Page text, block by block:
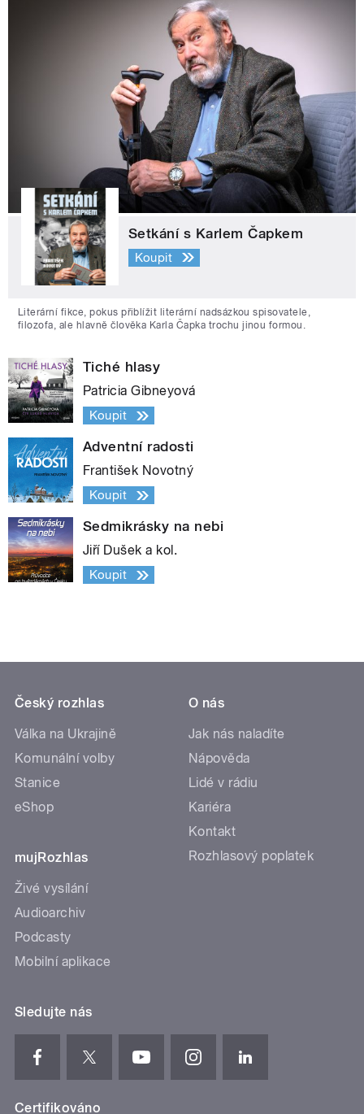
Setkání s Karlem Čapkem
Koupit
Literární fikce, pokus přiblížit literární nadsázkou spisovatele,
filozofa, ale hlavně člověka Karla Čapka trochu jinou formou.
Tiché hlasy
Patricia Gibneyová
Koupit
Adventní radosti
František Novotný
Koupit
Sedmikrásky na nebi
Jiří Dušek a kol.
Koupit
Český rozhlas
Válka na Ukrajině
Komunální volby
Stanice
eShop
mujRozhlas
Živé vysílání
Audioarchiv
Podcasty
Mobilní aplikace
O nás
Jak nás naladíte
Nápověda
Lidé v rádiu
Kariéra
Kontakt
Rozhlasový poplatek
Sledujte nás
Certifikováno